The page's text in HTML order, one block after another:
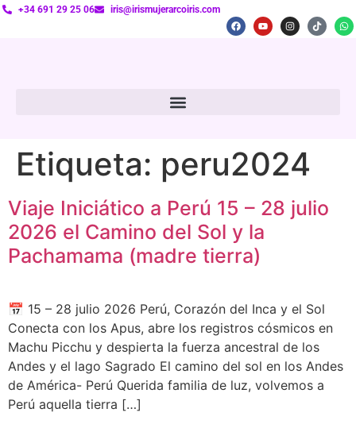
+34 691 29 25 06 iris@irismujerarcoiris.com
Etiqueta: peru2024
Viaje Iniciático a Perú 15 – 28 julio
2026 el Camino del Sol y la
Pachamama (madre tierra)
📅 15 – 28 julio 2026 Perú, Corazón del Inca y el Sol
Conecta con los Apus, abre los registros cósmicos en
Machu Picchu y despierta la fuerza ancestral de los
Andes y el lago Sagrado El camino del sol en los Andes
de América- Perú Querida familia de luz, volvemos a
Perú aquella tierra […]